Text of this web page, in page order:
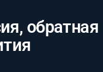
обратная